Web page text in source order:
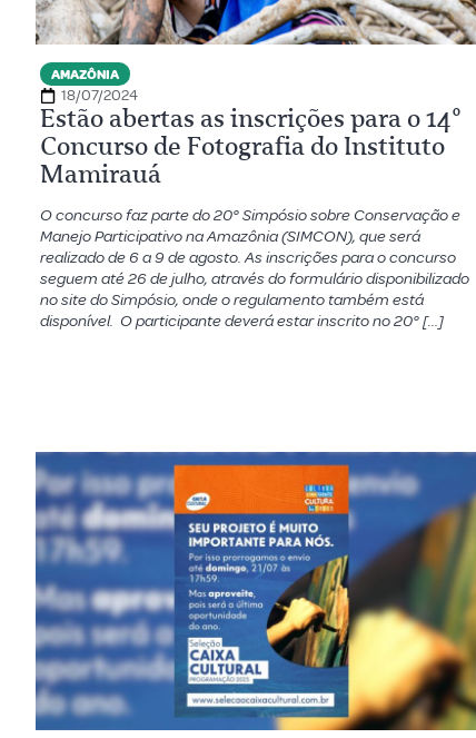
AMAZÔNIA
18/07/2024
Estão abertas as inscrições para o 14º
Concurso de Fotografia do Instituto
Mamirauá
O concurso faz parte do 20° Simpósio sobre Conservação e
Manejo Participativo na Amazônia (SIMCON), que será
realizado de 6 a 9 de agosto. As inscrições para o concurso
seguem até 26 de julho, através do formulário disponibilizado
no site do Simpósio, onde o regulamento também está
disponível. O participante deverá estar inscrito no 20° […]